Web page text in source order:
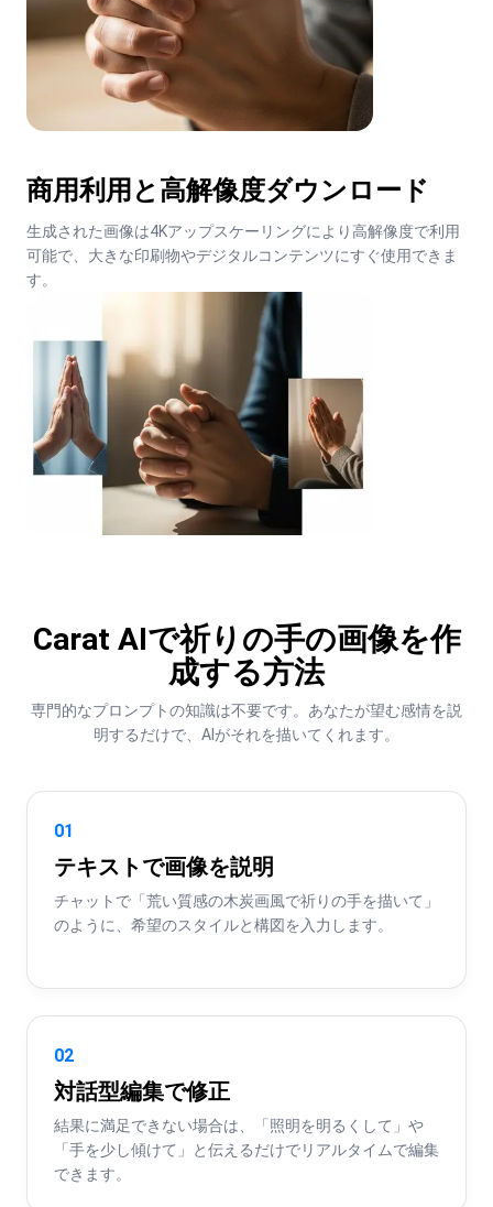
商用利用と高解像度ダウンロード
生成された画像は4Kアップスケーリングにより高解像度で利用
可能で、大きな印刷物やデジタルコンテンツにすぐ使用できま
す。
Carat AIで祈りの手の画像を作
成する方法
専門的なプロンプトの知識は不要です。あなたが望む感情を説
明するだけで、AIがそれを描いてくれます。
01
テキストで画像を説明
チャットで「荒い質感の木炭画風で祈りの手を描いて」
のように、希望のスタイルと構図を入力します。
02
対話型編集で修正
結果に満足できない場合は、「照明を明るくして」や
「手を少し傾けて」と伝えるだけでリアルタイムで編集
できます。